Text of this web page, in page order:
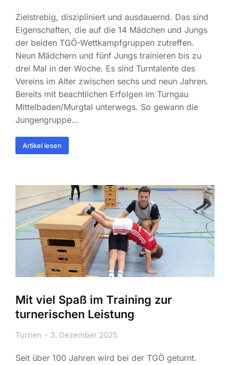
Zielstrebig, diszipliniert und ausdauernd. Das sind
Eigenschaften, die auf die 14 Mädchen und Jungs
der beiden TGÖ-Wettkampfgruppen zutreffen.
Neun Mädchern und fünf Jungs trainieren bis zu
drei Mal in der Woche. Es sind Turntalente des
Vereins im Alter zwischen sechs und neun Jahren.
Bereits mit beachtlichen Erfolgen im Turngau
Mittelbaden/Murgtal unterwegs. So gewann die
Jungengruppe…
Artikel lesen
Mit viel Spaß im Training zur
turnerischen Leistung
Turnen 3. Dezember 2025
Seit über 100 Jahren wird bei der TGÖ geturnt.